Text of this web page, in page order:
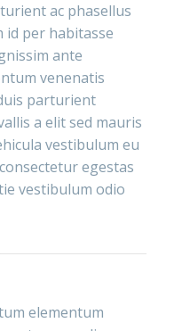
ac phasellus
id per habitasse
ante
venenatis
parturient
a elit sed mauris
vestibulum eu
egestas
vestibulum odio
elementum